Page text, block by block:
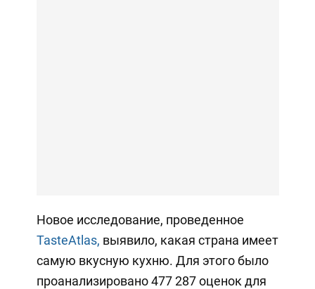
Новое исследование, проведенное
TasteAtlas, выявило, какая страна имеет
самую вкусную кухню. Для этого было
проанализировано 477 287 оценок для